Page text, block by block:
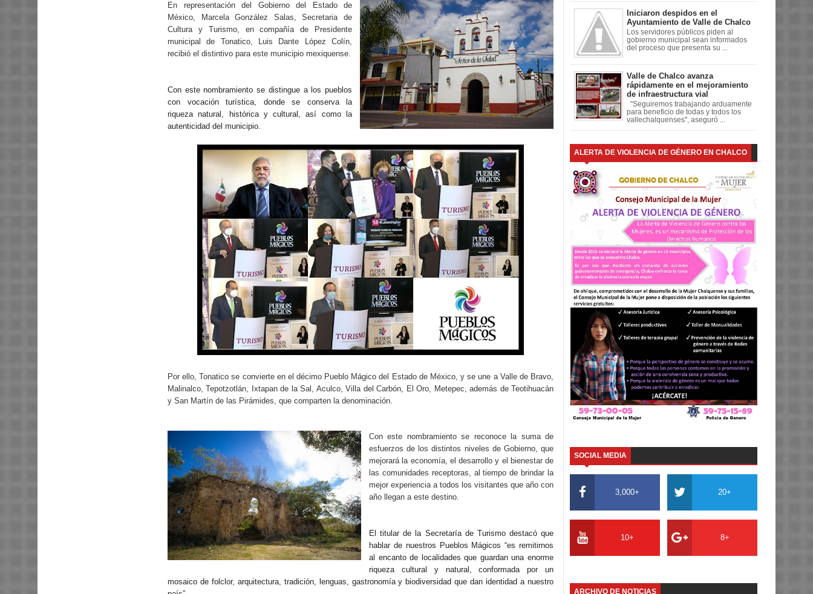
En representación del Gobierno del Estado de
México, Marcela González Salas, Secretaria de
Cultura y Turismo, en compañía de Presidente
municipal de Tonatico, Luis Dante López Colín,
recibió el distintivo para este municipio mexiquense.
Con este nombramiento se distingue a los pueblos
con vocación turística, donde se conserva la
riqueza natural, histórica y cultural, así como la
autenticidad del municipio.
Por ello, Tonatico se convierte en el décimo Pueblo Mágico del Estado de México, y se une a Valle de Bravo,
Malinalco, Tepotzotlán, Ixtapan de la Sal, Aculco, Villa del Carbón, El Oro, Metepec, además de Teotihuacán
y San Martín de las Pirámides, que comparten la denominación.
Con este nombramiento se reconoce la suma de
esfuerzos de los distintos niveles de Gobierno, que
mejorará la economía, el desarrollo y el bienestar de
las comunidades receptoras, al tiempo de brindar la
mejor experiencia a todos los visitantes que año con
año llegan a este destino.
El titular de la Secretaría de Turismo destacó que
hablar de nuestros Pueblos Mágicos “es remitirnos
al encanto de localidades que guardan una enorme
riqueza cultural y natural, conformada por un
mosaico de folclor, arquitectura, tradición, lenguas, gastronomía y biodiversidad que dan identidad a nuestro
Iniciaron despidos en el
Ayuntamiento de Valle de Chalco
Los servidores públicos piden al
gobierno municipal sean informados
del proceso que presenta su ...
Valle de Chalco avanza
rápidamente en el mejoramiento
de infraestructura vial
"Seguiremos trabajando arduamente
para beneficio de todas y todos los
vallechalquenses", aseguró ...
ALERTA DE VIOLENCIA DE GÉNERO EN CHALCO
SOCIAL MEDIA
3,000+ 20+
10+ 8+
ARCHIVO DE NOTICIAS